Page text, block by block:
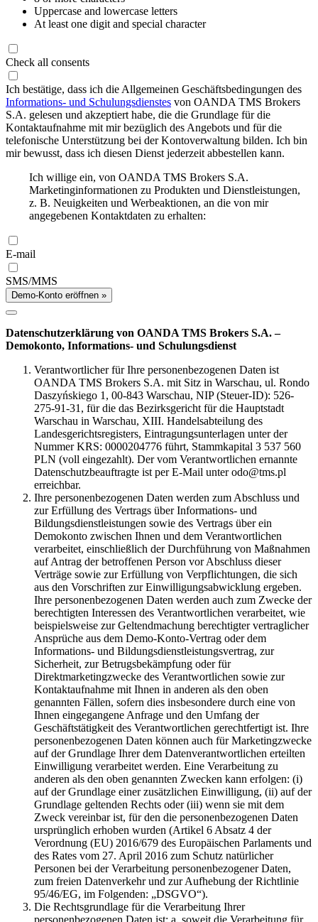
Uppercase and lowercase letters
At least one digit and special character
Check all consents
Ich bestätige, dass ich die Allgemeinen Geschäftsbedingungen des
Informations- und Schulungsdienstes von OANDA TMS Brokers
S.A. gelesen und akzeptiert habe, die die Grundlage für die
Kontaktaufnahme mit mir bezüglich des Angebots und für die
telefonische Unterstützung bei der Kontoverwaltung bilden. Ich bin
mir bewusst, dass ich diesen Dienst jederzeit abbestellen kann.
Ich willige ein, von OANDA TMS Brokers S.A.
Marketinginformationen zu Produkten und Dienstleistungen,
z. B. Neuigkeiten und Werbeaktionen, an die von mir
angegebenen Kontaktdaten zu erhalten:
E-mail
SMS/MMS
Demo-Konto eröffnen »
Datenschutzerklärung von OANDA TMS Brokers S.A. –
Demokonto, Informations- und Schulungsdienst
Verantwortlicher für Ihre personenbezogenen Daten ist
OANDA TMS Brokers S.A. mit Sitz in Warschau, ul. Rondo
Daszyńskiego 1, 00-843 Warschau, NIP (Steuer-ID): 526-
275-91-31, für die das Bezirksgericht für die Hauptstadt
Warschau in Warschau, XIII. Handelsabteilung des
Landesgerichtsregisters, Eintragungsunterlagen unter der
Nummer KRS: 0000204776 führt, Stammkapital 3 537 560
PLN (voll eingezahlt). Der vom Verantwortlichen ernannte
Datenschutzbeauftragte ist per E-Mail unter odo@tms.pl
erreichbar.
Ihre personenbezogenen Daten werden zum Abschluss und
zur Erfüllung des Vertrags über Informations- und
Bildungsdienstleistungen sowie des Vertrags über ein
Demokonto zwischen Ihnen und dem Verantwortlichen
verarbeitet, einschließlich der Durchführung von Maßnahmen
auf Antrag der betroffenen Person vor Abschluss dieser
Verträge sowie zur Erfüllung von Verpflichtungen, die sich
aus den Vorschriften zur Einwilligungsabwicklung ergeben.
Ihre personenbezogenen Daten werden auch zum Zwecke der
berechtigten Interessen des Verantwortlichen verarbeitet, wie
beispielsweise zur Geltendmachung berechtigter vertraglicher
Ansprüche aus dem Demo-Konto-Vertrag oder dem
Informations- und Bildungsdienstleistungsvertrag, zur
Sicherheit, zur Betrugsbekämpfung oder für
Direktmarketingzwecke des Verantwortlichen sowie zur
Kontaktaufnahme mit Ihnen in anderen als den oben
genannten Fällen, sofern dies insbesondere durch eine von
Ihnen eingegangene Anfrage und den Umfang der
Geschäftstätigkeit des Verantwortlichen gerechtfertigt ist. Ihre
personenbezogenen Daten können auch für Marketingzwecke
auf der Grundlage Ihrer dem Datenverantwortlichen erteilten
Einwilligung verarbeitet werden. Eine Verarbeitung zu
anderen als den oben genannten Zwecken kann erfolgen: (i)
auf der Grundlage einer zusätzlichen Einwilligung, (ii) auf der
Grundlage geltenden Rechts oder (iii) wenn sie mit dem
Zweck vereinbar ist, für den die personenbezogenen Daten
ursprünglich erhoben wurden (Artikel 6 Absatz 4 der
Verordnung (EU) 2016/679 des Europäischen Parlaments und
des Rates vom 27. April 2016 zum Schutz natürlicher
Personen bei der Verarbeitung personenbezogener Daten,
zum freien Datenverkehr und zur Aufhebung der Richtlinie
95/46/EG, im Folgenden: „DSGVO“).
Die Rechtsgrundlage für die Verarbeitung Ihrer
personenbezogenen Daten ist: a. soweit die Verarbeitung für